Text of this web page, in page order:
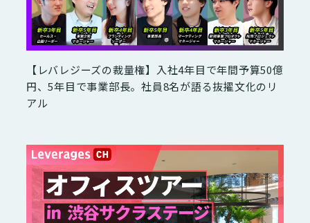
【レバレジーズの裁量権】入社4年目で年間予算50億
円、5年目で事業部長。社員8名が語る抜擢文化のリ
アル